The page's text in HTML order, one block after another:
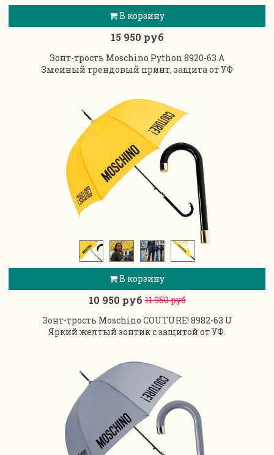
В корзину
15 950 руб
Зонт-трость Moschino Python 8920-63 A
Змеиный трендовый принт, защита от УФ
В корзину
10 950 руб11 950 руб
Зонт-трость Moschino COUTURE! 8982-63 U
Яркий желтый зонтик с защитой от УФ.